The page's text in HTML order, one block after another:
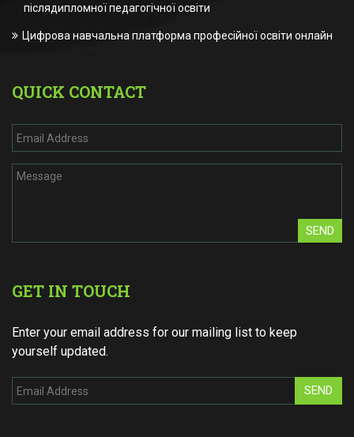
післядипломної педагогічної освіти
Цифрова навчальна платформа професійної освіти онлайн
QUICK CONTACT
SEND
GET IN TOUCH
Enter your email address for our mailing list to keep
yourself updated.
SEND